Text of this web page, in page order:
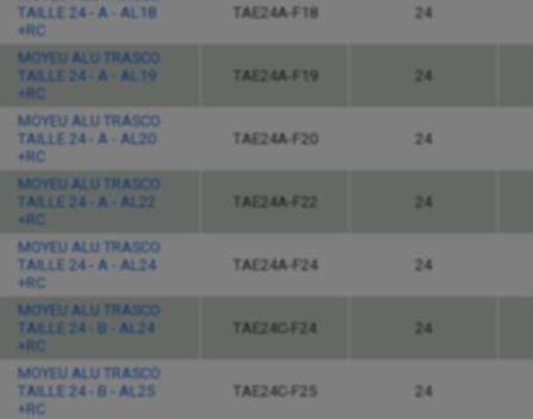
TAILLE 24 - A - AL18
+RC
TAE24A-F18 24
MOYEU ALU TRASCO
TAILLE 24 - A - AL19
+RC
TAE24A-F19 24
MOYEU ALU TRASCO
TAILLE 24 - A - AL20
+RC
TAE24A-F20 24
MOYEU ALU TRASCO
TAILLE 24 - A - AL22
+RC
TAE24A-F22 24
MOYEU ALU TRASCO
TAILLE 24 - A - AL24
+RC
TAE24A-F24 24
MOYEU ALU TRASCO
TAILLE 24 - B - AL24
+RC
TAE24C-F24 24
MOYEU ALU TRASCO
TAILLE 24 - B - AL25
+RC
TAE24C-F25 24